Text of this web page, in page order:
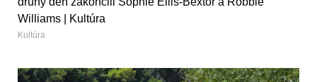
Williams | Kultúra
Kultúra